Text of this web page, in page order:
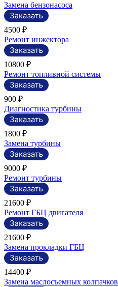
Замена бензонасоса
4500 ₽
Ремонт инжектора
10800 ₽
Ремонт топливной системы
900 ₽
Диагностика турбины
1800 ₽
Замена турбины
9000 ₽
Ремонт турбины
21600 ₽
Ремонт ГБЦ двигателя
21600 ₽
Замена прокладки ГБЦ
14400 ₽
Замена маслосъемных колпачков